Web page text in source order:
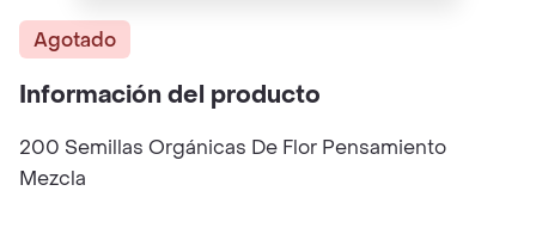
Agotado
Información del producto
200 Semillas Orgánicas De Flor Pensamiento
Mezcla